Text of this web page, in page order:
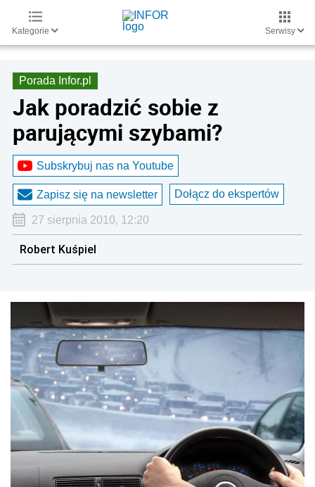
Kategorie Serwisy
Porada Infor.pl
Jak poradzić sobie z
parującymi szybami?
Subskrybuj nas na Youtube
Zapisz się na newsletter Dołącz do ekspertów
27 sierpnia 2010, 12:20
Robert Kuśpiel